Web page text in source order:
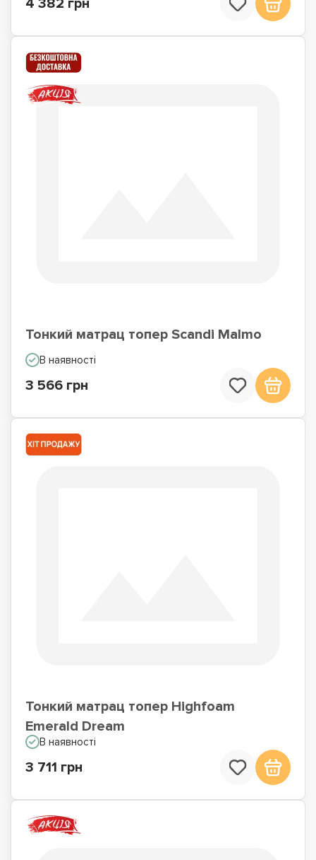
4 382 грн
Тонкий матрац топер Scandi Malmo
В наявності
3 566 грн
Тонкий матрац топер Highfoam
Emerald Dream
В наявності
3 711 грн